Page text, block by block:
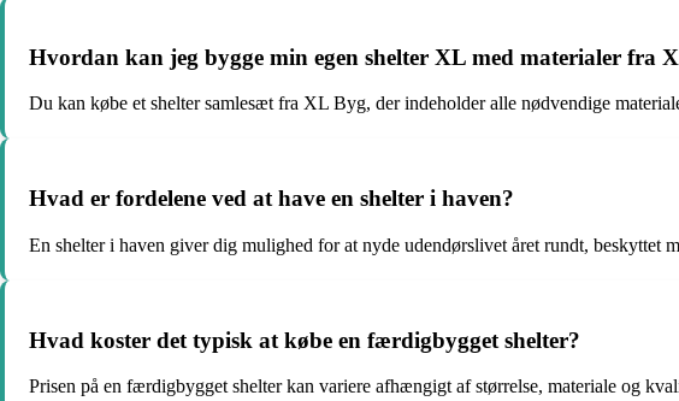
Hvordan kan jeg bygge min egen shelter XL med materialer fra
Du kan købe et shelter samlesæt fra XL Byg, der indeholder alle nødvendige
Hvad er fordelene ved at have en shelter i haven?
En shelter i haven giver dig mulighed for at nyde udendørslivet året rundt, beskyttet
Hvad koster det typisk at købe en færdigbygget shelter?
Prisen på en færdigbygget shelter kan variere afhængigt af størrelse, materiale og